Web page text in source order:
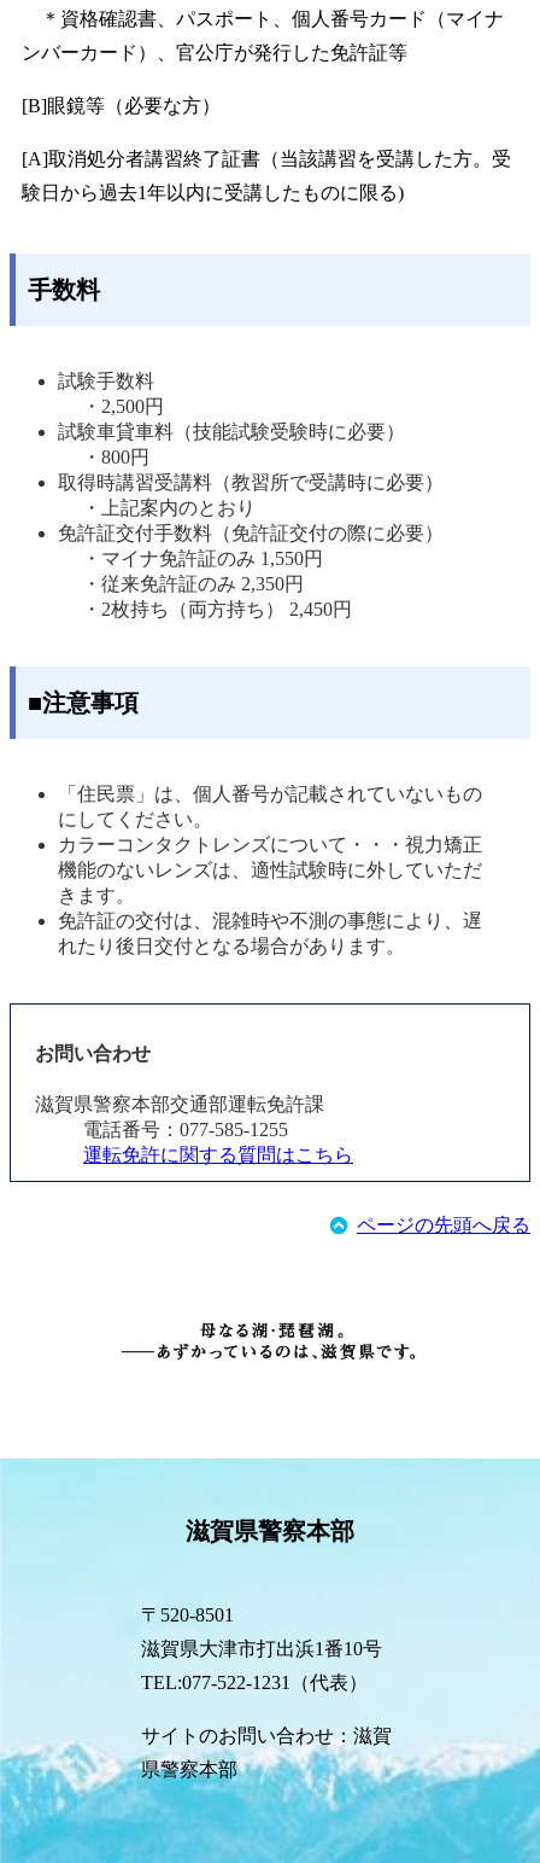
＊資格確認書、パスポート、個人番号カード（マイナ
ンバーカード）、官公庁が発行した免許証等
[B]眼鏡等（必要な方）
[A]取消処分者講習終了証書（当該講習を受講した方。受
験日から過去1年以内に受講したものに限る)
手数料
試験手数料
・2,500円
試験車貸車料（技能試験受験時に必要）
・800円
取得時講習受講料（教習所で受講時に必要）
・上記案内のとおり
免許証交付手数料（免許証交付の際に必要）
・マイナ免許証のみ 1,550円
・従来免許証のみ 2,350円
・2枚持ち（両方持ち） 2,450円
■注意事項
「住民票」は、個人番号が記載されていないもの
にしてください。
カラーコンタクトレンズについて・・・視力矯正
機能のないレンズは、適性試験時に外していただ
きます。
免許証の交付は、混雑時や不測の事態により、遅
れたり後日交付となる場合があります。
お問い合わせ
滋賀県警察本部交通部運転免許課
電話番号：077-585-1255
運転免許に関する質問はこちら
ページの先頭へ戻る
滋賀県警察本部
〒520-8501
滋賀県大津市打出浜1番10号
TEL:077-522-1231（代表）
サイトのお問い合わせ：滋賀
県警察本部